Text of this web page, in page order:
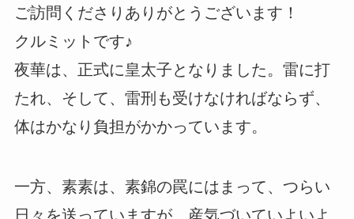
ご訪問くださりありがとうございます！
クルミットです♪
夜華は、正式に皇太子となりました。雷に打
たれ、そして、雷刑も受けなければならず、
体はかなり負担がかかっています。
一方、素素は、素錦の罠にはまって、つらい
日々を送っていますが、産気づいていよいよ